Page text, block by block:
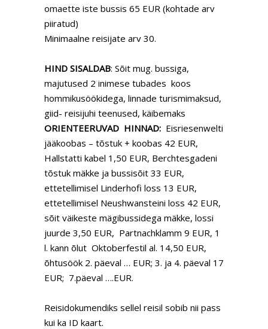
omaette iste bussis 65 EUR (kohtade arv
piiratud)
Minimaalne reisijate arv 30.
HIND SISALDAB: Sõit mug. bussiga,
majutused 2 inimese tubades koos
hommikusöökidega, linnade turismimaksud,
giid- reisijuhi teenused, käibemaks
ORIENTEERUVAD HINNAD: Eisriesenwelti
jääkoobas – tõstuk + koobas 42 EUR,
Hallstatti kabel 1,50 EUR, Berchtesgadeni
tõstuk mäkke ja bussisõit 33 EUR,
ettetellimisel Linderhofi loss 13 EUR,
ettetellimisel Neushwansteini loss 42 EUR,
sõit väikeste mägibussidega mäkke, lossi
juurde 3,50 EUR, Partnachklamm 9 EUR, 1
l. kann õlut Oktoberfestil al. 14,50 EUR,
õhtusöök 2. päeval … EUR; 3. ja 4. päeval 17
EUR; 7.päeval ….EUR.
Reisidokumendiks sellel reisil sobib nii pass
kui ka ID kaart.